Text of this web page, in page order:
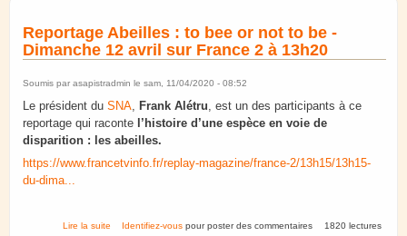
Reportage Abeilles : to bee or not to be -
Dimanche 12 avril sur France 2 à 13h20
Soumis par asapistradmin le sam, 11/04/2020 - 08:52
Le président du SNA Frank Alétru , est un des participants à ce
reportage qui raconte l’histoire d’une espèce en voie de
disparition : les abeilles.
https://www.francetvinfo.fr/replay-magazine/france-2/13h15/13h15-
du-dima...
Lire la suite de Reportage Abeilles : to bee or not to be - Dimanche 12 avril sur
Identifiez-vous pour poster des commentaires 1820 lectures